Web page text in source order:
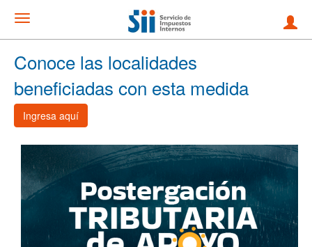
Conoce las localidades
beneficiadas con esta medida
Ingresa aquí